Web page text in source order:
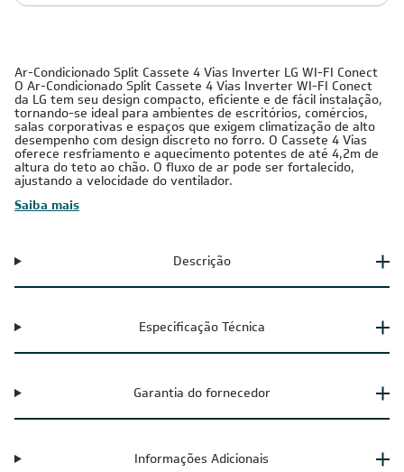
Ar-Condicionado Split Cassete 4 Vias Inverter LG WI-FI Conect
O Ar-Condicionado Split Cassete 4 Vias Inverter WI-FI Conect
da LG tem seu design compacto, eficiente e de fácil instalação,
tornando-se ideal para ambientes de escritórios, comércios,
salas corporativas e espaços que exigem climatização de alto
desempenho com design discreto no forro. O Cassete 4 Vias
oferece resfriamento e aquecimento potentes de até 4,2m de
altura do teto ao chão. O fluxo de ar pode ser fortalecido,
ajustando a velocidade do ventilador.
Saiba mais
Descrição
Especificação Técnica
Garantia do fornecedor
Informações Adicionais